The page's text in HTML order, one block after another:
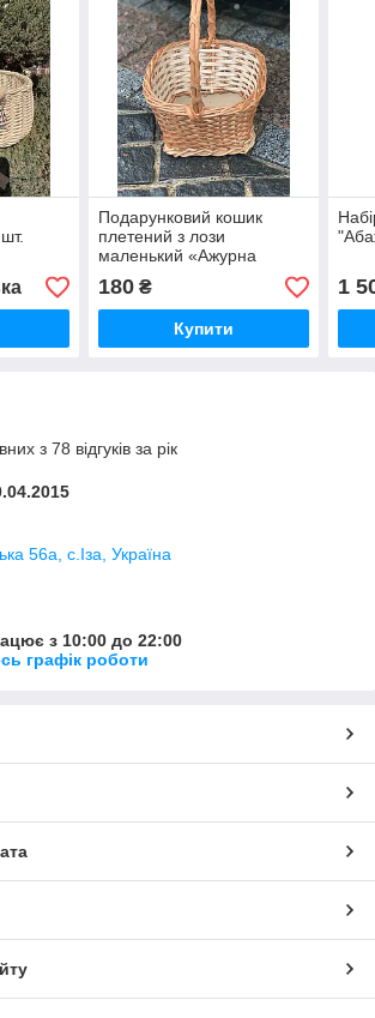
Подарунковий кошик
плетений з лози
маленький «Ажурна
ручка»
180₴
Купити
1
з 78 відгуків за рік
56а, с.Іза, Україна
з 10:00 до 22:00
графік роботи